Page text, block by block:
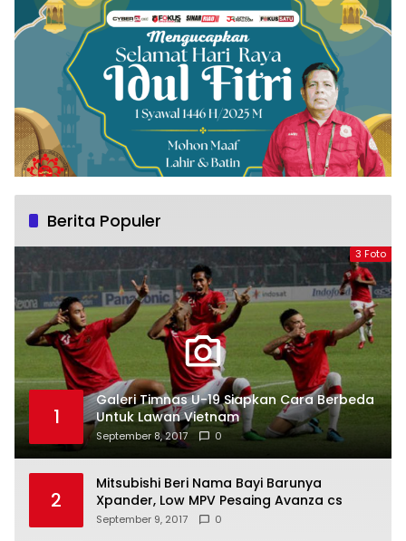
Berita Populer
3 Foto
1
Galeri Timnas U-19 Siapkan Cara Berbeda
Untuk Lawan Vietnam
September 8, 2017 0
2
Mitsubishi Beri Nama Bayi Barunya
Xpander, Low MPV Pesaing Avanza cs
September 9, 2017 0